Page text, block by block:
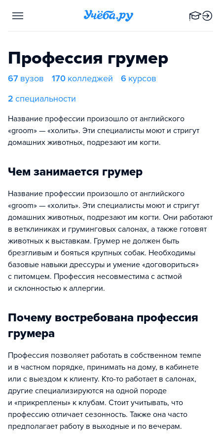
Профессия грумер
67 вузов 170 колледжей 6 курсов
2 специальности
Название профессии произошло от английского
«groom» — «холить». Эти специалисты моют и стригут
домашних животных, подрезают им когти.
Чем занимается грумер
Название профессии произошло от английского
«groom» — «холить». Эти специалисты моют и стригут
домашних животных, подрезают им когти. Они работают
в ветклиниках и груминговых салонах, а также готовят
животных к выставкам. Грумер не должен быть
брезгливым и бояться крупных собак. Необходимы
базовые навыки дрессуры и умение «договориться»
с питомцем. Профессия несовместима с астмой
и склонностью к аллергии.
Почему востребована профессия
грумера
Профессия позволяет работать в собственном темпе
и в частном порядке, принимать на дому, в кабинете
или с выездом к клиенту. Кто-то работает в салонах,
другие специализируются на одной породе
и «прикреплены» к клубам. Стоит учитывать, что
профессию отличает сезонность. Также она часто
предполагает работу в выходные и по вечерам.